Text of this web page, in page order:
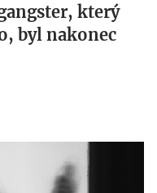
který
byl nakonec